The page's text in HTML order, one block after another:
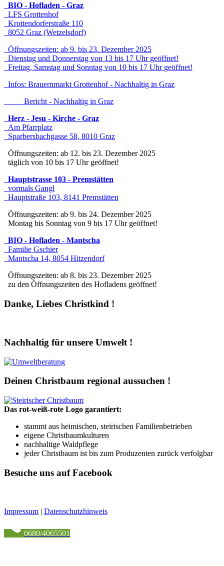
BIO - Hofladen - Graz
LFS Grottenhof
Krottendorferstraße 110
8052 Graz (Wetzelsdorf)
Öffnungszeiten: ab 9. bis 23. Dezember 2025
Dienstag und Donnerstag von 13 bis 17 Uhr geöffnet!
Freitag, Samstag und Sonntag von 10 bis 17 Uhr geöffnet!
Infos: Brauernmarkt Grottenhof - Nachhaltig in Graz
Bericht - Nachhaltig in Graz
Herz - Jesu - Kirche - Graz
Am Pfarrplatz
Sparbersbachgasse 58, 8010 Graz
Öffnungszeiten: ab 12. bis 23. Dezember 2025
täglich von 10 bis 17 Uhr geöffnet!
Hauptstrasse 103 - Premstätten
vormals Gangl
Hauptstraße 103, 8141 Premstätten
Öffnungszeiten: ab 9. bis 24. Dezember 2025
Montag bis Sonntag von 9 bis 17 Uhr geöffnet!
BIO - Hofladen - Mantscha
Familie Gschier
Mantscha 14, 8054 Hitzendorf
Öffnungszeiten: ab 8. bis 23. Dezember 2025
zu den Öffnungszeiten des Hofladens geöffnet!
Danke, Liebes Christkind !
Nachhaltig für unsere Umwelt !
Deinen Christbaum regional aussuchen !
Das rot-weiß-rote Logo garantiert:
stammt aus heimischen, steirischen Familienbetrieben
eigene Christbaumkulturen
nachhaltige Waldpflege
jeder Christbaum ist bis zum Produzenten zurück verfolgbar
Besuche uns auf Facebook
Impressum | Datenschutzhinweis
0680/4065501